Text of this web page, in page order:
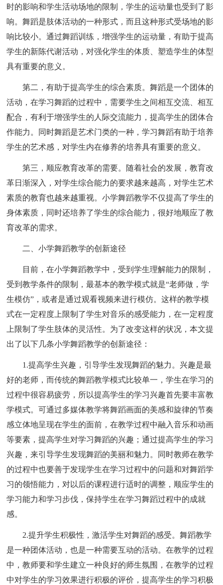
时的影响和学生活动场地的限制，学生的运动量也受到了影
响。舞蹈是肢体活动的一种形式，而且这种形式受场地的影
响比较小。通过舞蹈训练，增强学生的运动量，有助于提高
学生的新陈代谢活动，对强化学生的体质、塑造学生的体型
具有重要的意义。
第二，有助于提高学生的综合素质。舞蹈是一个团体的
活动，在学习舞蹈的过程中，需要学生之间相互交流、相互
配合，有利于增强学生的人际交流能力，提高学生的团体合
作能力。同时舞蹈是艺术门类的一种，学习舞蹈有助于培养
学生的艺术感，对学生内在修养的培养具有重要的意义。
第三，顺应教育改革的需要。随着社会的发展，教育改
革日渐深入，对学生综合能力的要求越来越高，对学生艺术
素质的教育也越来越重视。小学舞蹈教学不仅提高了学生的
身体素质，同时还培养了学生的综合能力，很好地顺应了教
育改革的需求。
二、小学舞蹈教学的创新途径
目前，在小学舞蹈教学中，受到学生理解能力的限制，
受到教学条件的限制，最基本的教学模式就是“老师做，学
生模仿”，或者是通过观看视频来进行模仿。这样的教学模
式在一定程度上限制了学生对音乐的感受能力，在一定程度
上限制了学生肢体的灵活性。为了改变这样的状况，本文提
出了以下几条小学舞蹈教学的创新途径：
1.提高学生兴趣，引导学生发现舞蹈的魅力。兴趣是最
好的老师，而传统的舞蹈教学模式比较单一，学生在学习的
过程中很容易疲劳，所以提高学生的学习兴趣首先要丰富教
学模式。可通过多媒体教学将舞蹈画面的美感和旋律的节奏
感立体地呈现在学生的面前，在教学过程中融入音乐和动画
等要素，提高学生对学习舞蹈的兴趣；通过提高学生的学习
兴趣，来引导学生发现舞蹈的美丽和魅力。同时教师在教学
的过程中也要善于发现学生在学习过程中的问题和对舞蹈学
习的领悟能力，对以后的课程进行适时的调整，顺应学生的
学习能力和学习步伐，保持学生在学习舞蹈过程中的成就
感。
2.提升学生积极性，激活学生对舞蹈的感受。舞蹈教学
是一种团体活动，也是一种需要互动的活动。在教学的过程
中，教师要和学生建立一种良好的师生氛围，在教学的过程
中对学生的学习效果进行积极的评价，提高学生的学习积极